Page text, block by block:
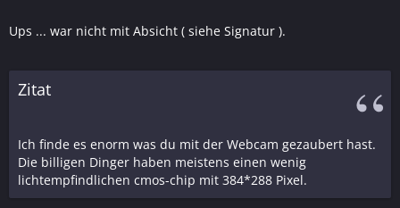
Ups ... war nicht mit Absicht ( siehe Signatur ).
Zitat
Ich finde es enorm was du mit der Webcam gezaubert hast.
Die billigen Dinger haben meistens einen wenig
lichtempfindlichen cmos-chip mit 384*288 Pixel.